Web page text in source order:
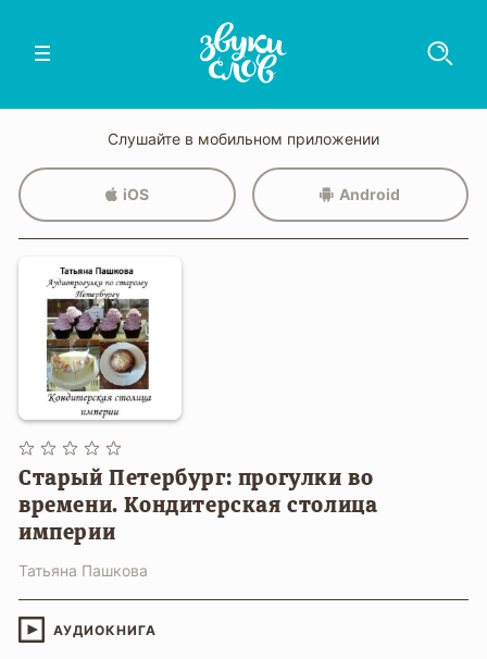
Слушайте в мобильном приложении
iOS Android
Старый Петербург: прогулки во
времени. Кондитерская столица
империи
Татьяна Пашкова
АУДИОКНИГА